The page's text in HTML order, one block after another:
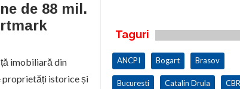
de 88 mil.
imobiliară din
proprietăți istorice și
Taguri
ANCPI Bogart Brasov
Bucuresti Catalin Drula